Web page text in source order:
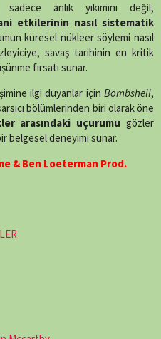
anlık yıkımını değil,
etkilerinin nasıl sistematik
küresel nükleer söylemi nasıl
savaş tarihinin en kritik
fırsatı sunar.
ilgi duyanlar için Bombshell,
bölümlerinden biri olarak öne
arasındaki uçurumu gözler
belgesel deneyimi sunar.
& Ben Loeterman Prod.